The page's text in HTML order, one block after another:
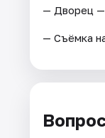
— Дворец —
— Съёмка